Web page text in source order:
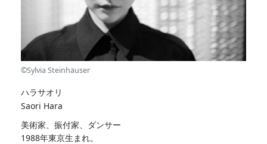
©️Sylvia Steinhäuser
ハラサオリ
Saori Hara
美術家、振付家、ダンサー
1988年東京生まれ。